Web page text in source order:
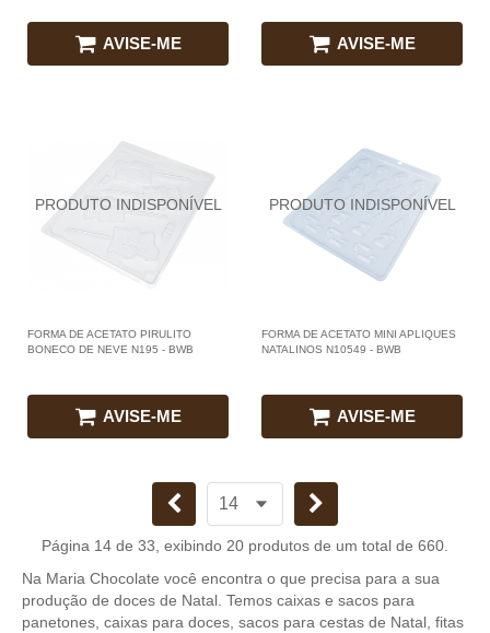
AVISE-ME AVISE-ME
FORMA DE ACETATO PIRULITO
BONECO DE NEVE N195 - BWB
AVISE-ME
FORMA DE ACETATO MINI APLIQUES
NATALINOS N10549 - BWB
AVISE-ME
Página 14 de 33, exibindo 20 produtos de um total de 660.
Na Maria Chocolate você encontra o que precisa para a sua
produção de doces de Natal. Temos caixas e sacos para
panetones, caixas para doces, sacos para cestas de Natal, fitas